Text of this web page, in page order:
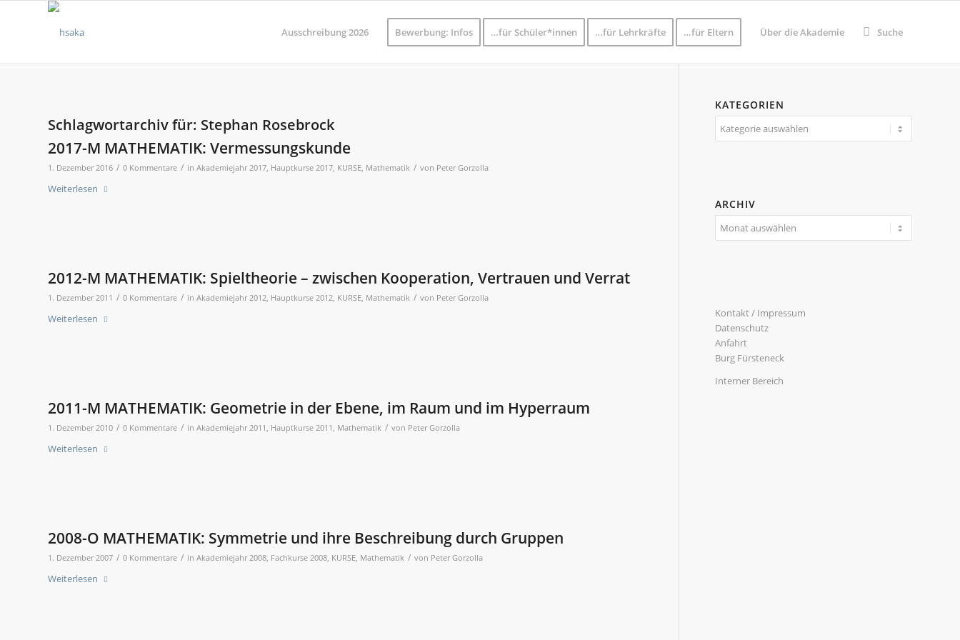
Ausschreibung 2026 Bewerbung: Infos …für Schüler*innen …für Lehrkräfte …für Eltern Über die Akademie Suche
Schlagwortarchiv für: Stephan Rosebrock
2017-M MATHEMATIK: Vermessungskunde
1. Dezember 2016 / 0 Kommentare / in Akademiejahr 2017, Hauptkurse 2017, KURSE, Mathematik / von Peter Gorzolla
Weiterlesen
2012-M MATHEMATIK: Spieltheorie – zwischen Kooperation, Vertrauen und Verrat
1. Dezember 2011 / 0 Kommentare / in Akademiejahr 2012, Hauptkurse 2012, KURSE, Mathematik / von Peter Gorzolla
Weiterlesen
2011-M MATHEMATIK: Geometrie in der Ebene, im Raum und im Hyperraum
1. Dezember 2010 / 0 Kommentare / in Akademiejahr 2011 , Hauptkurse 2011 , Mathematik / von Peter Gorzolla
Weiterlesen
2008-O MATHEMATIK: Symmetrie und ihre Beschreibung durch Gruppen
1. Dezember 2007 / 0 Kommentare / in Akademiejahr 2008, Fachkurse 2008, KURSE, Mathematik / von Peter Gorzolla
Weiterlesen
KATEGORIEN
Kategorien
ARCHIV
Kontakt / Impressum
Datenschutz
Anfahrt
Burg Fürsteneck
Interner Bereich